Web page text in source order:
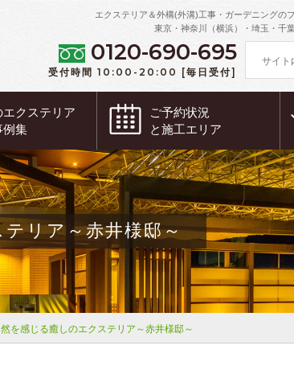
エクステリア＆外構(外溝)工事・ガーデニングの
東京・神奈川（横浜）・埼玉・千
0120-690-695
受付時間 10:00-20:00 [毎日受付]
エクステリア
例集
ご予約状況
と施工エリア
リア～赤井様邸～
を感じる癒しのエクステリア～赤井様邸～